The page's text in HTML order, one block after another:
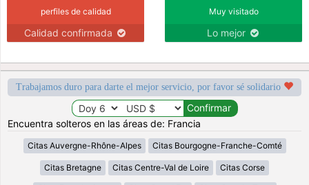
perfiles de calidad
Calidad confirmada
Muy visitado
Lo mejor
Trabajamos duro para darte el mejor servicio, por favor sé solidario
Encuentra solteros en las áreas de: Francia
Citas Auvergne-Rhône-Alpes Citas Bourgogne-Franche-Comté
Citas Bretagne Citas Centre-Val de Loire Citas Corse